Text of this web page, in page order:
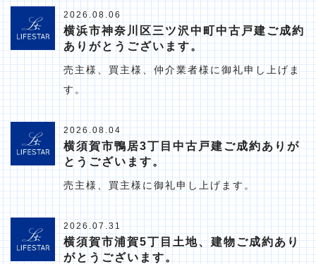
2026.08.06
横浜市神奈川区三ツ沢中町中古戸建ご成約
ありがとうございます。
売主様、買主様、仲介業者様に御礼申し上げま
す。
2026.08.04
横須賀市鴨居3丁目中古戸建ご成約ありが
とうございます。
売主様、買主様に御礼申し上げます。
2026.07.31
横須賀市浦賀5丁目土地、建物ご成約あり
がとうございます。